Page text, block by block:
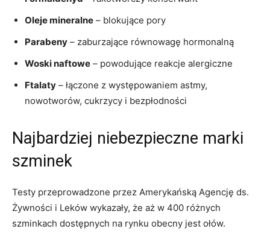
Oleje mineralne – blokujące pory
Parabeny – zaburzające równowagę hormonalną
Woski naftowe – powodujące reakcje alergiczne
Ftalaty – łączone z występowaniem astmy,
nowotworów, cukrzycy i bezpłodności
Najbardziej niebezpieczne marki
szminek
Testy przeprowadzone przez Amerykańską Agencję ds.
Żywności i Leków wykazały, że aż w 400 różnych
szminkach dostępnych na rynku obecny jest ołów.